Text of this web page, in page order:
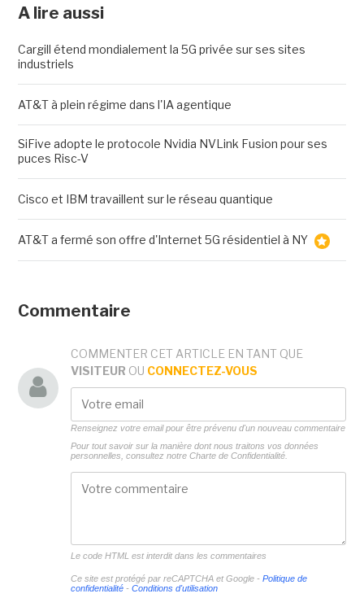
A lire aussi
Cargill étend mondialement la 5G privée sur ses sites
industriels
AT&T à plein régime dans l'IA agentique
SiFive adopte le protocole Nvidia NVLink Fusion pour ses
puces Risc-V
Cisco et IBM travaillent sur le réseau quantique
AT&T a fermé son offre d'Internet 5G résidentiel à NY
Commentaire
COMMENTER CET ARTICLE EN TANT QUE
VISITEUR OU CONNECTEZ-VOUS
Renseignez votre email pour être prévenu d'un nouveau commentaire
Pour tout savoir sur la manière dont nous traitons vos données
personnelles, consultez notre Charte de Confidentialité.
Le code HTML est interdit dans les commentaires
Ce site est protégé par reCAPTCHA et Google - Politique de
confidentialité- Conditions d'utilisation